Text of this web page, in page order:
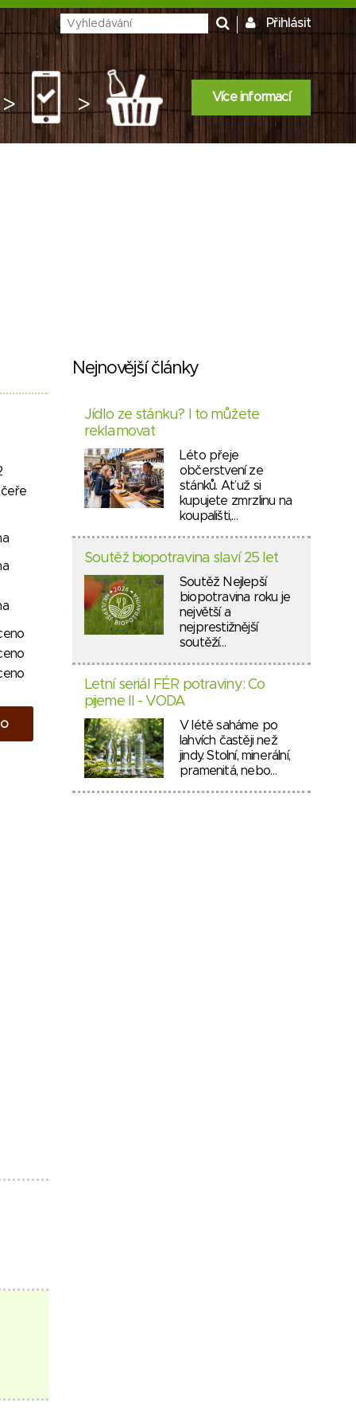
Přihlásit
> > Více informací
Nejnovější články
Jídlo ze stánku? I to můžete
reklamovat
Léto přeje
občerstvení ze
stánků. Ať už si
kupujete zmrzlinu na
koupališti,…
Soutěž biopotravina slaví 25 let
Soutěž Nejlepší
biopotravina roku je
největší a
nejprestižnější
soutěží…
Letní seriál FÉR potraviny: Co
pijeme II - VODA
V létě saháme po
lahvích častěji než
jindy. Stolní, minerální,
pramenitá, nebo…